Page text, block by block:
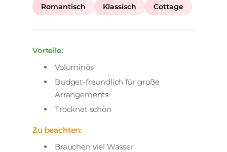
Romantisch Klassisch Cottage
Vorteile:
Voluminös
Budget-freundlich für große
Arrangements
Trocknet schön
Zu beachten:
Brauchen viel Wasser